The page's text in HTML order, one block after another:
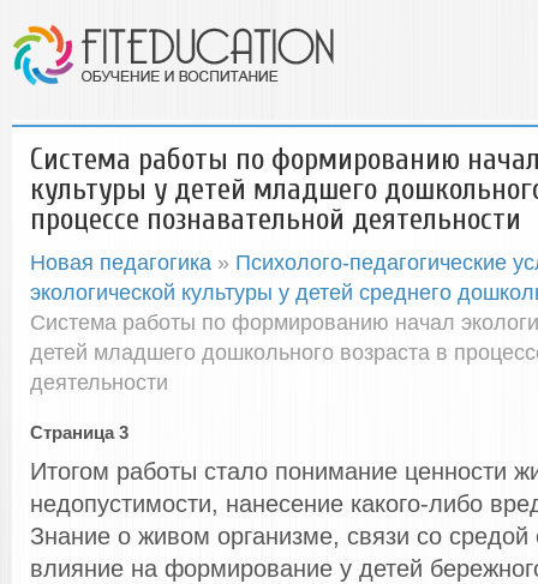
Система работы по формированию
культуры у детей младшего
процессе познавательной деятельности
Новая педагогика » Психолого-педагогические
экологической культуры у детей среднего
Система работы по формированию начал
детей младшего дошкольного возраста в
деятельности
Страница 3
Итогом работы стало понимание ценности
недопустимости, нанесение какого-либо
Знание о живом организме, связи со средой
влияние на формирование у детей